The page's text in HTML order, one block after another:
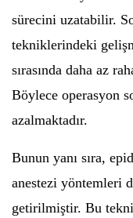
sürecini uzatabilir.
tekniklerindeki
sırasında daha az
Böylece operasyon
azalmaktadır.
Bunun yanı sıra,
anestezi yöntemleri
getirilmiştir. Bu